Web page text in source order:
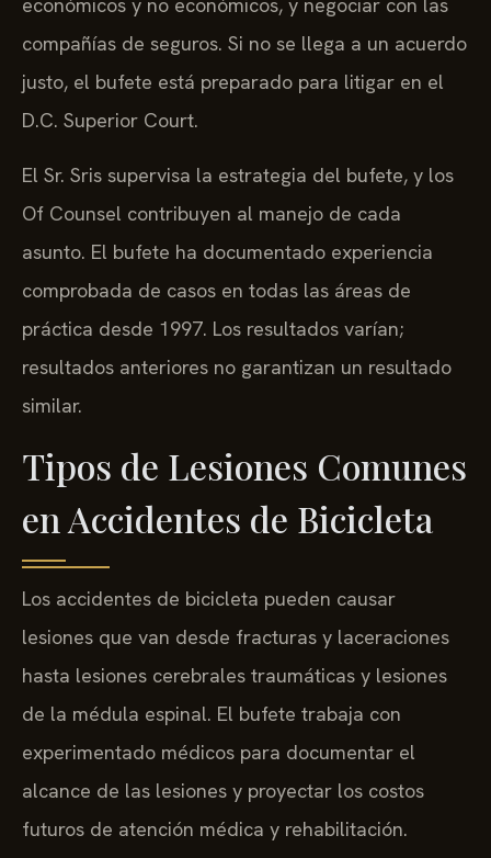
económicos y no económicos, y negociar con las
compañías de seguros. Si no se llega a un acuerdo
justo, el bufete está preparado para litigar en el
D.C. Superior Court.
El Sr. Sris supervisa la estrategia del bufete, y los
Of Counsel contribuyen al manejo de cada
asunto. El bufete ha documentado experiencia
comprobada de casos en todas las áreas de
práctica desde 1997. Los resultados varían;
resultados anteriores no garantizan un resultado
similar.
Tipos de Lesiones Comunes
en Accidentes de Bicicleta
Los accidentes de bicicleta pueden causar
lesiones que van desde fracturas y laceraciones
hasta lesiones cerebrales traumáticas y lesiones
de la médula espinal. El bufete trabaja con
experimentado médicos para documentar el
alcance de las lesiones y proyectar los costos
futuros de atención médica y rehabilitación.